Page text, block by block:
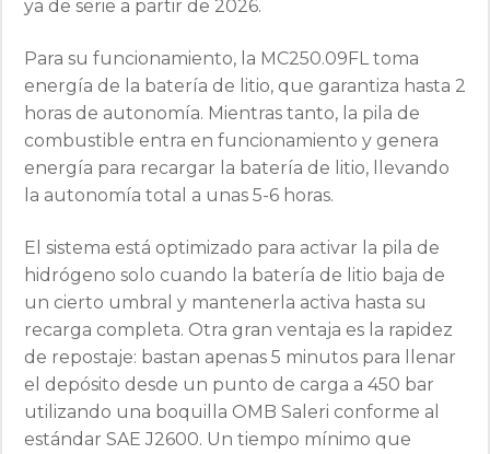
ya de serie a partir de 2026.
Para su funcionamiento, la MC250.09FL toma
energía de la batería de litio, que garantiza hasta 2
horas de autonomía. Mientras tanto, la pila de
combustible entra en funcionamiento y genera
energía para recargar la batería de litio, llevando
la autonomía total a unas 5-6 horas.
El sistema está optimizado para activar la pila de
hidrógeno solo cuando la batería de litio baja de
un cierto umbral y mantenerla activa hasta su
recarga completa. Otra gran ventaja es la rapidez
de repostaje: bastan apenas 5 minutos para llenar
el depósito desde un punto de carga a 450 bar
utilizando una boquilla OMB Saleri conforme al
estándar SAE J2600. Un tiempo mínimo que